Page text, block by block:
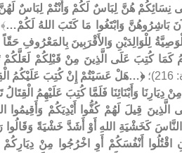
نِسَائِكُمْ هُنَّ لِبَاسٌ لَكُمْ وَأَنْتُمْ لِبَاسٌ لَهُنَّ
بَاشِرُوهُنَّ وَابْتَغُوا مَا كَتَبَ اللهُ لَكُمْ…﴾
لِلْوَالِدَيْنِ وَالأَقْرَبِينَ بِالمَعْرُوفِ
كَمَا كُتِبَ عَلَى الَّذِينَ مِنْ قَبْلِكُمْ لَعَلَّكُمْ
﴿…هَلْ عَسَيْتُمْ إِنْ كُتِبَ عَلَيْكُمُ
وَأَبْنَائِنَا فَلَمَّا كُتِبَ عَلَيْهِمُ الْقِتَالُ
الَّذِينَ قِيلَ لَهُمْ كُفُّوا أَيْدِيَكُمْ وَأَقِيمُوا
كَخَشْيَةِ اللهِ أَوْ أَشَدَّ خَشْيَةً وَقَالُوا
اقْتُلُوا أَنْفُسَكُمْ أَوِ اخْرُجُوا مِنْ